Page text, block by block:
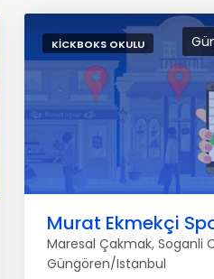
KICKBOKS OKULU
Murat Ekmekçi
Maresal Çakmak, Soganli
Güngören/Istanbul